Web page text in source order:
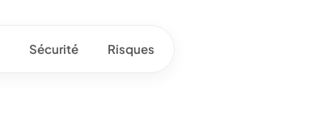
Sécurité Risques